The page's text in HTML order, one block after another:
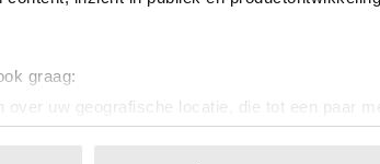
graag:
over uw geografische locatie, die tot een paar
door het actief te scannen op specifieke